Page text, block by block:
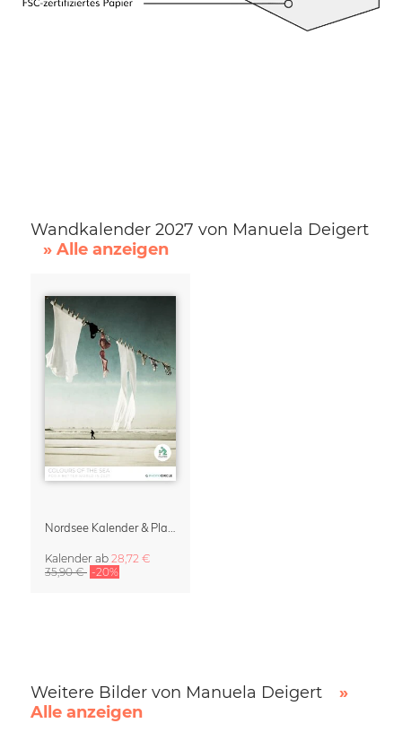
Wandkalender 2027 von Manuela Deigert
» Alle anzeigen
Kalender ab 28,72 €
35,90 € -20%
Weitere Bilder von Manuela Deigert
»
Alle anzeigen